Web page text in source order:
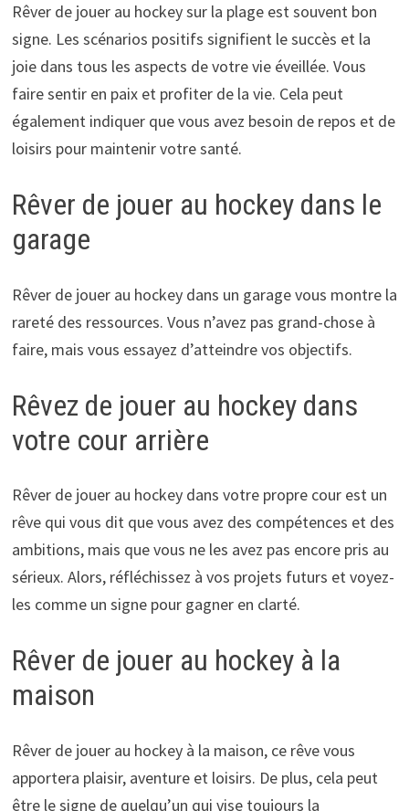
Rêver de jouer au hockey sur la plage est souvent bon
signe. Les scénarios positifs signifient le succès et la
joie dans tous les aspects de votre vie éveillée. Vous
faire sentir en paix et profiter de la vie. Cela peut
également indiquer que vous avez besoin de repos et de
loisirs pour maintenir votre santé.
Rêver de jouer au hockey dans le
garage
Rêver de jouer au hockey dans un garage vous montre la
rareté des ressources. Vous n’avez pas grand-chose à
faire, mais vous essayez d’atteindre vos objectifs.
Rêvez de jouer au hockey dans
votre cour arrière
Rêver de jouer au hockey dans votre propre cour est un
rêve qui vous dit que vous avez des compétences et des
ambitions, mais que vous ne les avez pas encore pris au
sérieux. Alors, réfléchissez à vos projets futurs et voyez-
les comme un signe pour gagner en clarté.
Rêver de jouer au hockey à la
maison
Rêver de jouer au hockey à la maison, ce rêve vous
apportera plaisir, aventure et loisirs. De plus, cela peut
être le signe de quelqu’un qui vise toujours la